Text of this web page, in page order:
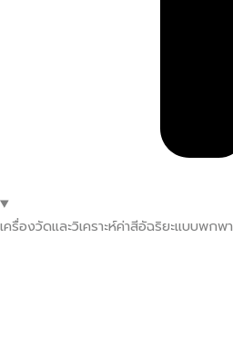
เครื่องวัดและวิเคราะห์ค่าสีอัฉริยะแบบพกพา